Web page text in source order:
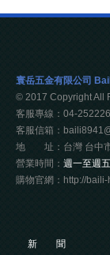
寰岳五金有限公司
© 2017 Copyright All
客服專線：04-
客服信箱：
地 址：台灣 台中市
營業時間： 週一至週
購物官網：http://
新 聞